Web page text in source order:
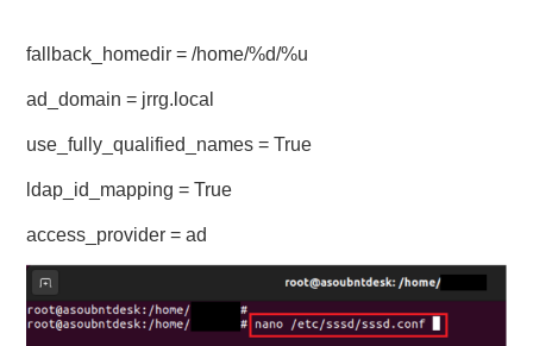
fallback_homedir = /home/%d/%u
ad_domain = jrrg.local
use_fully_qualified_names = True
ldap_id_mapping = True
access_provider = ad